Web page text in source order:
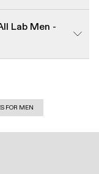
Lab Men -
FOR MEN